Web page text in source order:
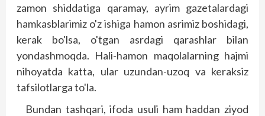
zamon shiddatiga qaramay, ayrim gazetalardagi
hamkasblarimiz o'z ishiga hamon asrimiz boshidagi,
kerak bo'lsa, o'tgan asrdagi qarashlar bilan
yondashmoqda. Hali-hamon maqolalarning hajmi
nihoyatda katta, ular uzundan-uzoq va keraksiz
tafsilotlarga to'la.
Bundan tashqari, ifoda usuli ham haddan ziyod